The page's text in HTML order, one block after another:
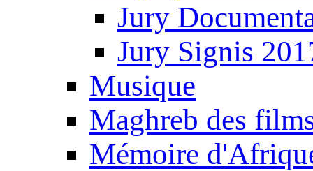
Jury
Jury Signis
Musique
Maghreb des
Mémoire